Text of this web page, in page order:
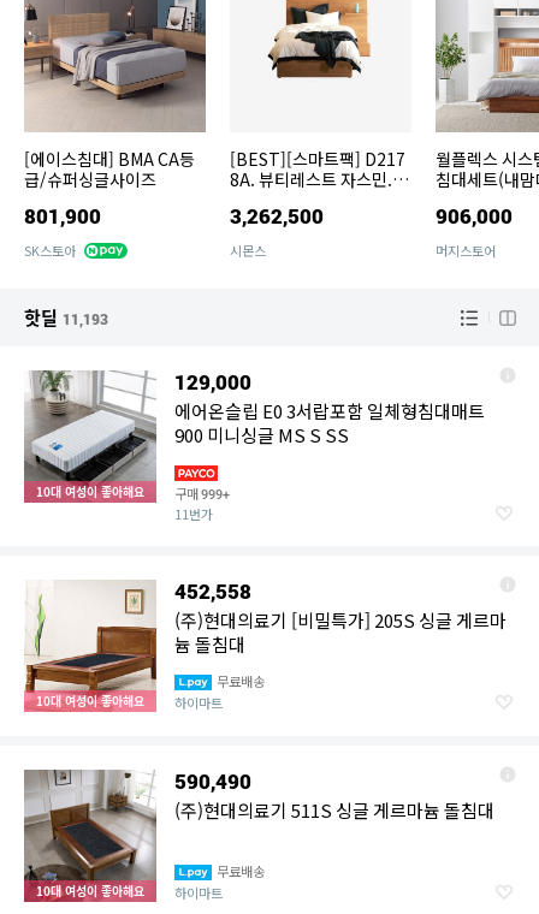
[에이스침대] BMA CA등
급/슈퍼싱글사이즈
801,900
SK스토아
[BEST][스마트팩] D217
8A. 뷰티레스트 자스민. 슈
3,262,500
시몬스
월플렉스 시
침대세트(내
906,000
머지스토어
핫딜 11,193
10대 여성이 좋아해요
129,000
에어온슬립 E0 3서랍포함 일체형침대매트
900 미니싱글 MS S SS
구매999+
11번가
10대 여성이 좋아해요
452,558
(주)현대의료기 [비밀특가] 205S 싱글 게르마
늄 돌침대
무료배송
하이마트
10대 여성이 좋아해요
590,490
(주)현대의료기 511S 싱글 게르마늄 돌침대
무료배송
하이마트